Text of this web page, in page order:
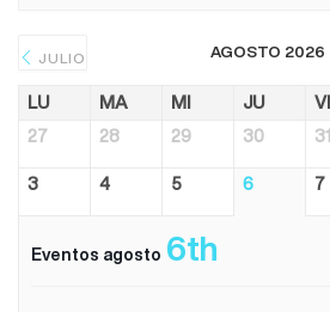
JULIO AGOSTO 2026
LU MA MI JU VI
27 28 29 30 31
3 4 5 6 7
Eventos agosto 6th